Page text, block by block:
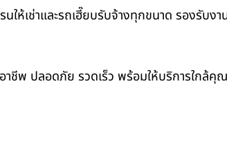
ห้เช่าและรถเฮี๊ยบรับจ้างทุกขนาด รองรับง
ชีพ ปลอดภัย รวดเร็ว พร้อมให้บริการใกล้